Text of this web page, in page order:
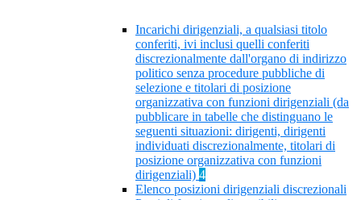
Incarichi dirigenziali, a qualsiasi titolo
conferiti, ivi inclusi quelli conferiti
discrezionalmente dall'organo di indirizzo
politico senza procedure pubbliche di
selezione e titolari di posizione
organizzativa con funzioni dirigenziali (da
pubblicare in tabelle che distinguano le
seguenti situazioni: dirigenti, dirigenti
individuati discrezionalmente, titolari di
posizione organizzativa con funzioni
dirigenziali) 4
Elenco posizioni dirigenziali discrezionali